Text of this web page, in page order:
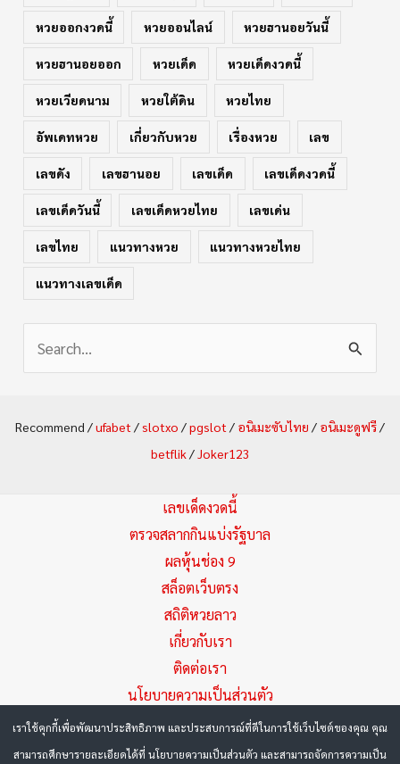
หวยออกงวดนี้ หวยออนไลน์ หวยฮานอยวันนี้
หวยฮานอยออก หวยเด็ด หวยเด็ดงวดนี้
หวยเวียดนาม หวยใต้ดิน หวยไทย
อัพเดทหวย เกี่ยวกับหวย เรื่องหวย เลข
เลขดัง เลขฮานอย เลขเด็ด เลขเด็ดงวดนี้
เลขเด็ดวันนี้ เลขเด็ดหวยไทย เลขเด่น
เลขไทย แนวทางหวย แนวทางหวยไทย
แนวทางเลขเด็ด
Recommend /ufabet /slotxo /pgslot / อนิเมะซับไทย / อนิเมะดูฟรี/
betflik/Joker123
เลขเด็ดงวดนี้
ตรวจสลากกินแบ่งรัฐบาล
ผลหุ้นช่อง 9
สล็อตเว็บตรง
สถิติหวยลาว
เกี่ยวกับเรา
ติดต่อเรา
นโยบายความเป็นส่วนตัว
Copyright © 2026 Huayza.com หวยเด็ด มัดรวมเลขเด็ด แนวทาง
เราใช้คุกกี้เพื่อพัฒนาประสิทธิภาพ และประสบการณ์ที่ดีในการใช้เว็บไซต์ของคุณ คุณ
สามารถศึกษารายละเอียดได้ที่ นโยบายความเป็นส่วนตัว และสามารถจัดการความเป็น